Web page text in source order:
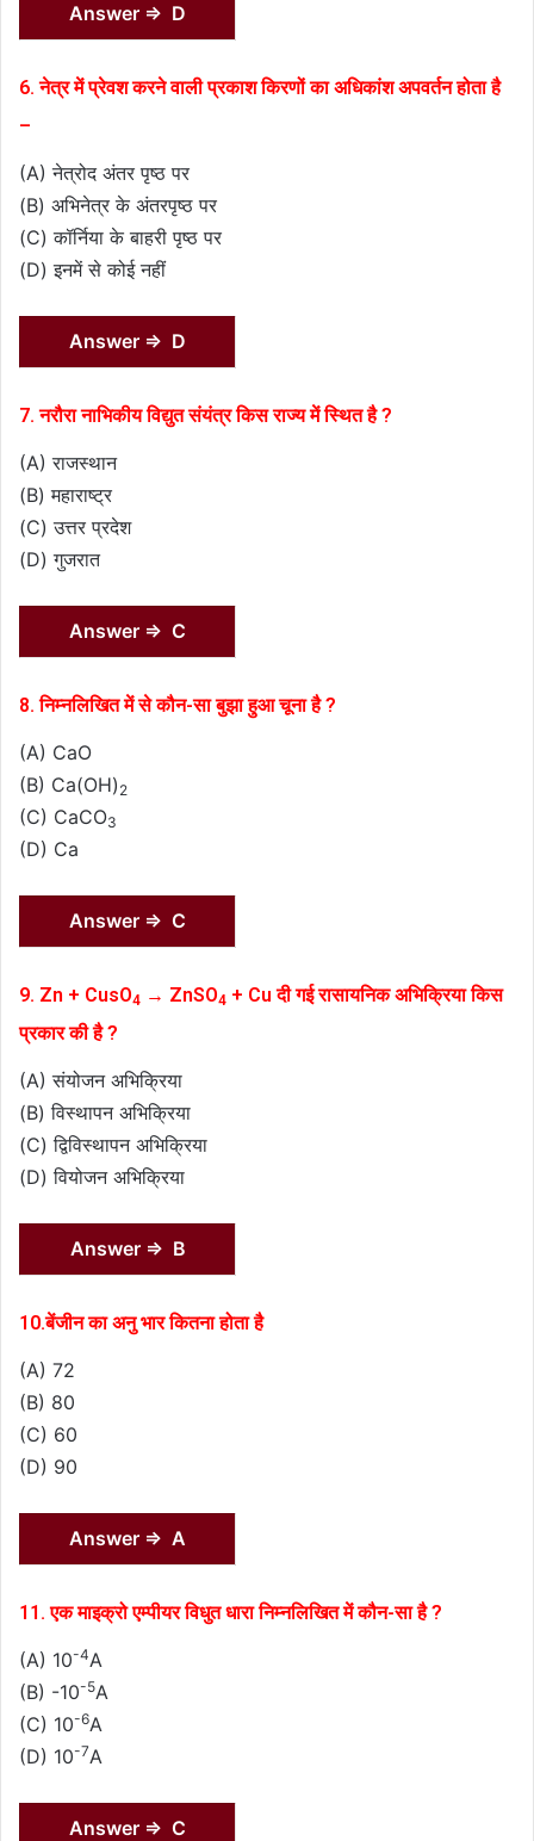
Answer ⇒ D
6. नेत्र में प्रेवश करने वाली प्रकाश किरणों का अधिकांश अपवर्तन होता है
–
(A) नेत्रोद अंतर पृष्ठ पर
(B) अभिनेत्र के अंतरपृष्ठ पर
(C) कॉर्निया के बाहरी पृष्ठ पर
(D) इनमें से कोई नहीं
Answer ⇒ D
7. नरौरा नाभिकीय विद्युत संयंत्र किस राज्य में स्थित है ?
(A) राजस्थान
(B) महाराष्ट्र
(C) उत्तर प्रदेश
(D) गुजरात
Answer ⇒ C
8. निम्नलिखित में से कौन-सा बुझा हुआ चूना है ?
(A) CaO
(B) Ca(OH) 2
(C) CaCO3
(D) Ca
Answer ⇒ C
9. Zn + CusO4 → ZnSO4 + Cu दी गई रासायनिक अभिक्रिया किस
प्रकार की है ?
(A) संयोजन अभिक्रिया
(B) विस्थापन अभिक्रिया
(C) द्विविस्थापन अभिक्रिया
(D) वियोजन अभिक्रिया
Answer ⇒ B
10.बेंजीन का अनु भार कितना होता है
(A) 72
(B) 80
(C) 60
(D) 90
Answer ⇒ A
11. एक माइक्रो एम्पीयर विधुत धारा निम्नलिखित में कौन-सा है ?
(A) 10-4A
(B) -10-5A
(C) 10-6A
(D) 10-7A
Answer ⇒ C